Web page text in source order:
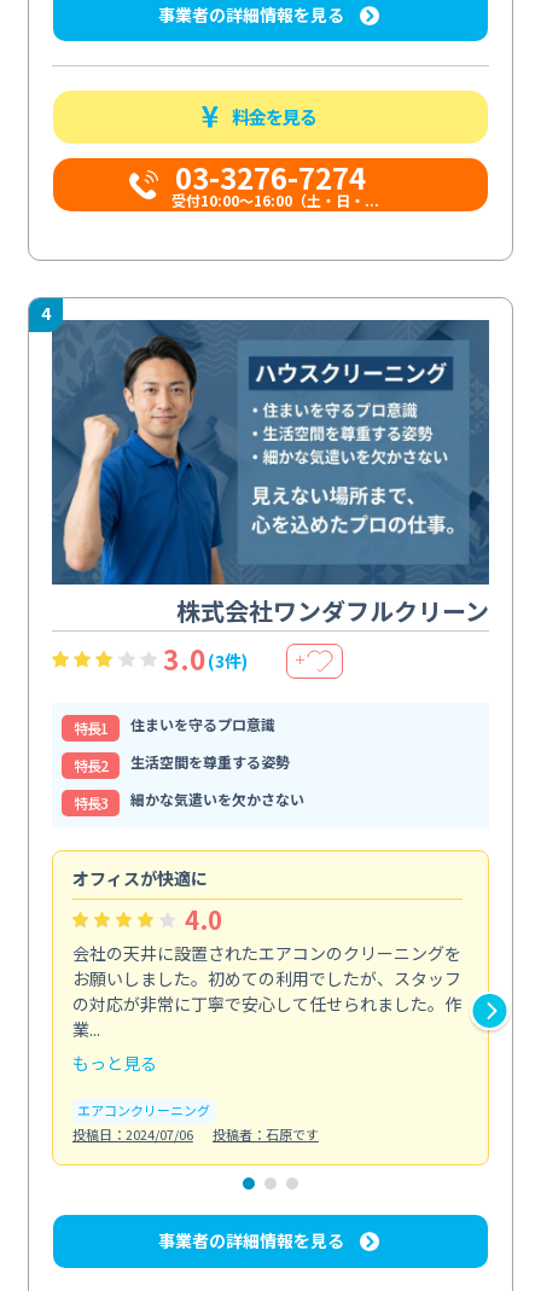
事業者の詳細情報を見る
料金を見る
03-3276-7274
受付10:00〜16:00（土・日・...
4
株式会社ワンダフルクリーン
3.0(3件) ＋
特⻑1
住まいを守るプロ意識
特⻑2
生活空間を尊重する姿勢
特⻑3
細かな気遣いを欠かさない
オフィスが快適に
4.0
会社の天井に設置されたエアコンのクリーニングを
お願いしました。初めての利用でしたが、スタッフ
の対応が非常に丁寧で安心して任せられました。作
業...
もっと見る
エアコンクリーニング
投稿日：2024/07/06
投稿者：石原です
事業者の詳細情報を見る